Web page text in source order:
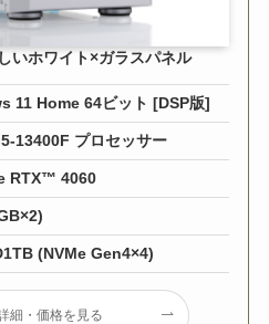
いホワイト×ガラスパネル
11 Home 64ビット [DSP版]
13400F プロセッサー
RTX™ 4060
(NVMe Gen4×4)
細・価格を見る